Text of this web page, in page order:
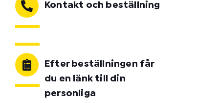
Kontakt och beställning
Efter beställningen får
du en länk till din
personliga